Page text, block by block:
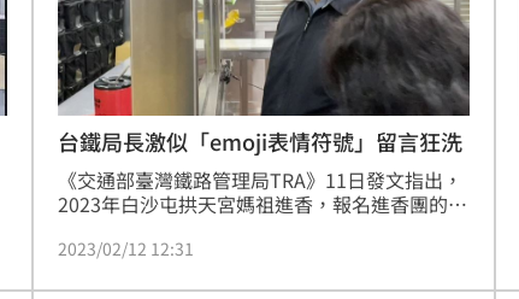
台鐵局長激似「emoji表情符號」留言狂洗
《交通部臺灣鐵路管理局TRA》11日發文指出，
2023年白沙屯拱天宮媽祖進香，報名進香團的信
香行程期間，臺鐵局將再加開10列海線加班車、
2023/02/12 12:31